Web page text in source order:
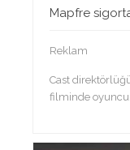
Mapfre
Reklam
Cast
filminde